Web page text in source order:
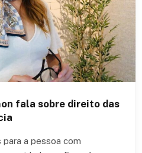
fala sobre direito das
a pessoa com